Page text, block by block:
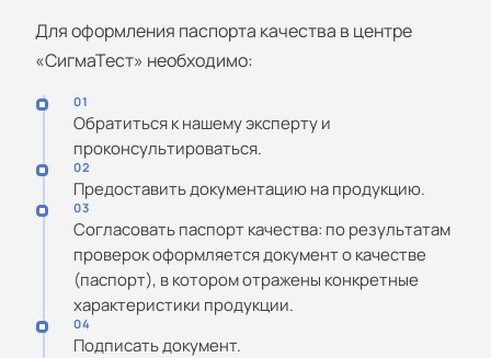
Для оформления паспорта качества в центре
«СигмаТест» необходимо:
01
Обратиться к нашему эксперту и
проконсультироваться.
02
Предоставить документацию на продукцию.
03
Согласовать паспорт качества: по результатам
проверок оформляется документ о качестве
(паспорт), в котором отражены конкретные
характеристики продукции.
04
Подписать документ.